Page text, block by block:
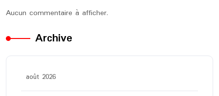
Aucun commentaire à afficher.
Archive
août 2026